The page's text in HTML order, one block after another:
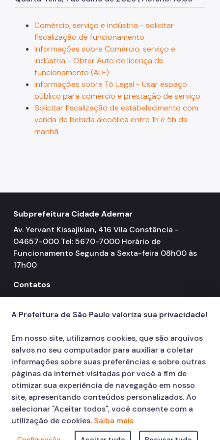
Zeladoria Urbana
Cata-Bagulho
Termo de Cooperação
Programa de Metas
Notícias
Comércio, serviço e indústria - solicitar
fiscalização de funcionamento
Informações sobre Comércio, serviço e
indústria - Obter Auto de licença de
funcionamento (ALF)
Informações sobre Tô Legal - Usar espaço
público para comércio e prestação de serviço
Solicitar fiscalização de estabelecimento com
venda de bebida alcoólica entre 1h e 5h da
manhã
Subprefeitura Cidade Ademar
Av. Yervant Kissajikian, 416 Vila Constância -
04657-000 Tel: 5670-7000 Horário de
Funcionamento Segunda a Sexta-feira 08h00 às
17h00
Contatos
156
A Prefeitura de São Paulo valoriza sua privacidade!
Em nosso site, utilizamos cookies, que são arquivos
salvos no seu computador para auxiliar a coletar
informações sobre suas preferências e sobre outras
páginas da internet visitadas por você a fim de
otimizar sua experiência de navegação em nosso
site, apresentando conteúdos personalizados. Ao
selecionar "Aceitar todos", você consente com a
utilização de cookies. Saiba mais